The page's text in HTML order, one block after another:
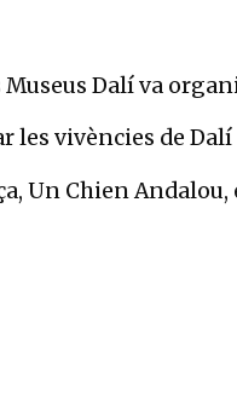
Dalí va
les vivències de
Un Chien